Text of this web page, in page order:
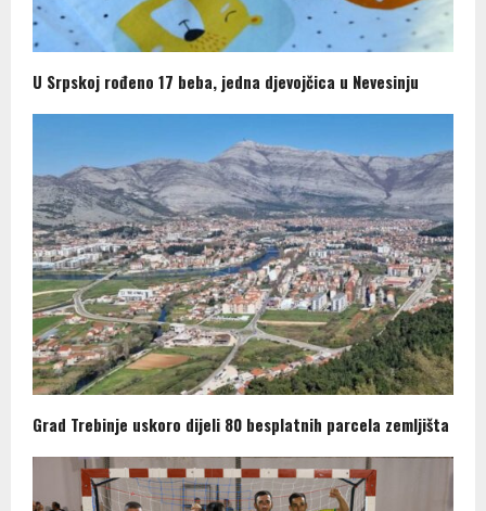
U Srpskoj rođeno 17 beba, jedna djevojčica u Nevesinju
Grad Trebinje uskoro dijeli 80 besplatnih parcela zemljišta